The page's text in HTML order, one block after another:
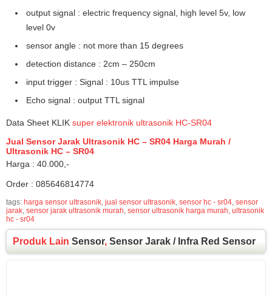
output signal : electric frequency signal, high level 5v, low
level 0v
sensor angle : not more than 15 degrees
detection distance : 2cm – 250cm
input trigger : Signal : 10us TTL impulse
Echo signal : output TTL signal
Data Sheet KLIK super elektronik ultrasonik HC-SR04
Jual Sensor Jarak Ultrasonik HC – SR04 Harga Murah /
Ultrasonik HC – SR04
Harga : 40.000,-
Order : 085646814774
tags: harga sensor ultrasonik, jual sensor ultrasonik, sensor hc - sr04, sensor
jarak, sensor jarak ultrasonik murah, sensor ultrasonik harga murah, ultrasonik
hc - sr04
Produk Lain Sensor, Sensor Jarak / Infra Red Sensor